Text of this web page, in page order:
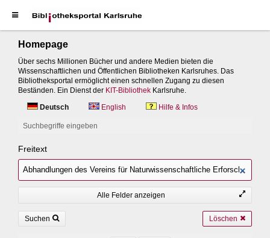
Homepage
Über sechs Millionen Bücher und andere Medien bieten die
Wissenschaftlichen und Öffentlichen Bibliotheken Karlsruhes. Das
Bibliotheksportal ermöglicht einen schnellen Zugang zu diesen
Beständen. Ein Dienst der KIT-Bibliothek Karlsruhe.
Deutsch
English Hilfe & Infos
Suchbegriffe eingeben
Freitext
Alle Felder anzeigen
Suchen Löschen